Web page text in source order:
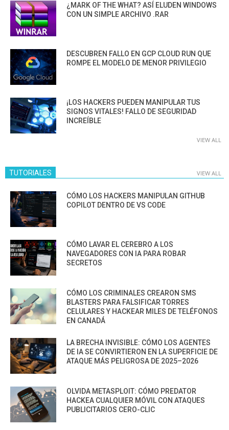
¿MARK OF THE WHAT? ASÍ ELUDEN WINDOWS
CON UN SIMPLE ARCHIVO .RAR
DESCUBREN FALLO EN GCP CLOUD RUN QUE
ROMPE EL MODELO DE MENOR PRIVILEGIO
¡LOS HACKERS PUEDEN MANIPULAR TUS
SIGNOS VITALES! FALLO DE SEGURIDAD
INCREÍBLE
VIEW ALL
TUTORIALES VIEW ALL
CÓMO LOS HACKERS MANIPULAN GITHUB
COPILOT DENTRO DE VS CODE
CÓMO LAVAR EL CEREBRO A LOS
NAVEGADORES CON IA PARA ROBAR
SECRETOS
CÓMO LOS CRIMINALES CREARON SMS
BLASTERS PARA FALSIFICAR TORRES
CELULARES Y HACKEAR MILES DE TELÉFONOS
EN CANADÁ
LA BRECHA INVISIBLE: CÓMO LOS AGENTES
DE IA SE CONVIRTIERON EN LA SUPERFICIE DE
ATAQUE MÁS PELIGROSA DE 2025–2026
OLVIDA METASPLOIT: CÓMO PREDATOR
HACKEA CUALQUIER MÓVIL CON ATAQUES
PUBLICITARIOS CERO-CLIC